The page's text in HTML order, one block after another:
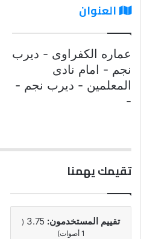
العنوان
عماره الكفراوى - ديرب
نجم - امام نادى
المعلمين - ديرب نجم -
-
تقيمك يهمنا
تقييم المستخدمون: 3.75
(
1 أصوات)